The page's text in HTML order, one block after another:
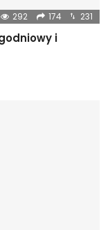
292 174 231
i